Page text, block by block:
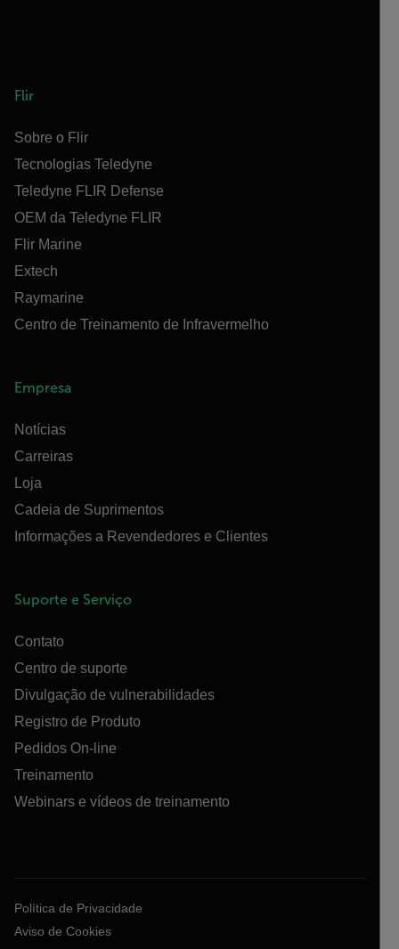
Flir
Sobre o Flir
Tecnologias Teledyne
Teledyne FLIR Defense
OEM da Teledyne FLIR
Flir Marine
Extech
Raymarine
Centro de Treinamento de Infravermelho
Empresa
Notícias
Carreiras
Loja
Cadeia de Suprimentos
Informações a Revendedores e Clientes
Suporte e Serviço
Contato
Centro de suporte
Divulgação de vulnerabilidades
Registro de Produto
Pedidos On-line
Treinamento
Webinars e vídeos de treinamento
Política de Privacidade
Aviso de Cookies